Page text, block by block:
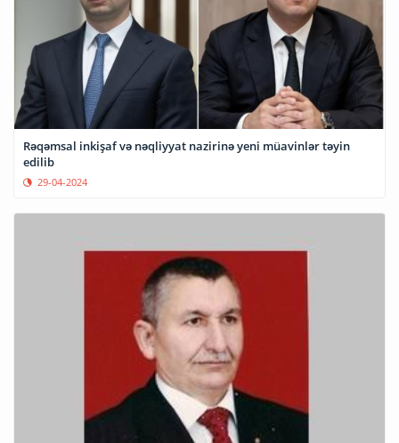
Rəqəmsal inkişaf və nəqliyyat nazirinə yeni müavinlər təyin
edilib
29-04-2024